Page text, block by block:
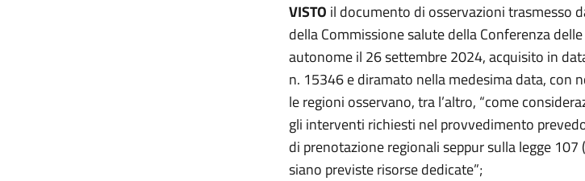
VISTO il documento di osservazioni trasmesso
della Commissione salute della Conferenza
autonome il 26 settembre 2024, acquisito in
n. 15346 e diramato nella medesima data, con
le regioni osservano, tra l’altro, “come
gli interventi richiesti nel provvedimento
di prenotazione regionali seppur sulla legge
siano previste risorse dedicate”;